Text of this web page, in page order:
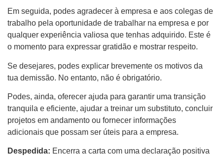
Em seguida, podes agradecer à empresa e aos colegas de
trabalho pela oportunidade de trabalhar na empresa e por
qualquer experiência valiosa que tenhas adquirido. Este é
o momento para expressar gratidão e mostrar respeito.
Se desejares, podes explicar brevemente os motivos da
tua demissão. No entanto, não é obrigatório.
Podes, ainda, oferecer ajuda para garantir uma transição
tranquila e eficiente, ajudar a treinar um substituto, concluir
projetos em andamento ou fornecer informações
adicionais que possam ser úteis para a empresa.
Despedida: Encerra a carta com uma declaração positiva